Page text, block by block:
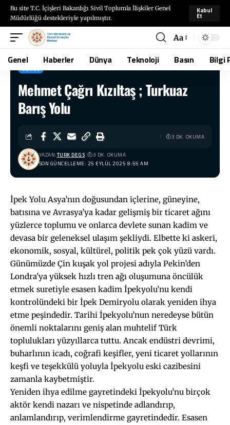
Bu site T.C. İçişleri Bakanlığı Sivil Toplumla İlişkiler Genel
Müdürlüğü destekleriyle yapılmıştır.
Kabul
Et
Aa
Genel Haberler Dünya Teknoloji Basın Bilgi
TÜRKDEGS Blog >Genel Mehmet Çağrı Kızıltaş ; Turkuaz Barış Yolu
GENEL
Mehmet Çağrı Kızıltaş ; Turkuaz
Barış Yolu
SON GÜNCELLEME: 25 EYLÜL 2025 8:55 AM
YAZAN:TURK DEGS 3 DK. OKUMA
3 DK. OKUMA
İpek Yolu Asya’nın doğusundan içlerine, güneyine,
batısına ve Avrasya’ya kadar gelişmiş bir ticaret ağını
yüzlerce toplumu ve onlarca devlete sunan kadim ve
devasa bir geleneksel ulaşım şekliydi. Elbette ki askeri,
ekonomik, sosyal, kültürel, politik pek çok yüzü vardı.
Günümüzde Çin kuşak yol projesi adıyla Pekin’den
Londra’ya yüksek hızlı tren ağı oluşumuna öncülük
etmek suretiyle esasen kadim İpekyolu’nu kendi
kontrolündeki bir İpek Demiryolu olarak yeniden ihya
etme peşindedir. Tarihi İpekyolu’nun neredeyse bütün
önemli noktalarını geniş alan muhtelif Türk
toplulukları yüzyıllarca tuttu. Ancak endüstri devrimi,
buharlının icadı, coğrafi keşifler, yeni ticaret yollarının
keşfi ve teşekkülü yoluyla İpekyolu eski cazibesini
zamanla kaybetmiştir.
Yeniden ihya edilme gayretindeki İpekyolu’nu birçok
aktör kendi nazarı ve nispetinde adlandırıp,
anlamlandırıp, verimlendirme gayretindedir. Esasen